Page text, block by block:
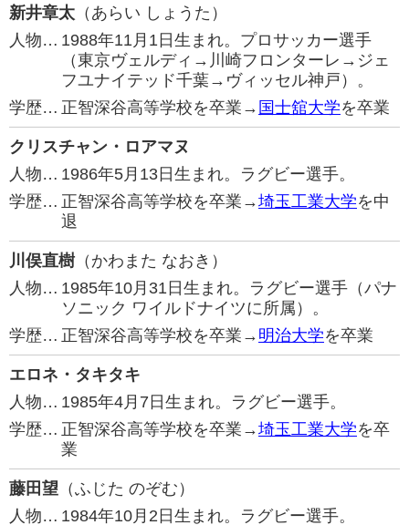
新井章太 （あらい しょうた）
人物… 1988年11月1日生まれ。プロサッカー選手
（東京ヴェルディ→川崎フロンターレ→ジェ
フユナイテッド千葉→ヴィッセル神戸）。
学歴… 正智深谷高等学校を卒業→ 国士舘大学を卒業
クリスチャン・ロアマヌ
人物… 1986年5月13日生まれ。ラグビー選手。
学歴… 正智深谷高等学校を卒業→埼玉工業大学を中
退
川俣直樹（かわまた なおき）
人物… 1985年10月31日生まれ。ラグビー選手（パナ
ソニック ワイルドナイツに所属）。
学歴… 正智深谷高等学校を卒業→ 明治大学を卒業
エロネ・タキタキ
人物… 1985年4月7日生まれ。ラグビー選手。
学歴… 正智深谷高等学校を卒業→埼玉工業大学を卒
業
藤田望 （ふじた のぞむ）
人物… 1984年10月2日生まれ。ラグビー選手。